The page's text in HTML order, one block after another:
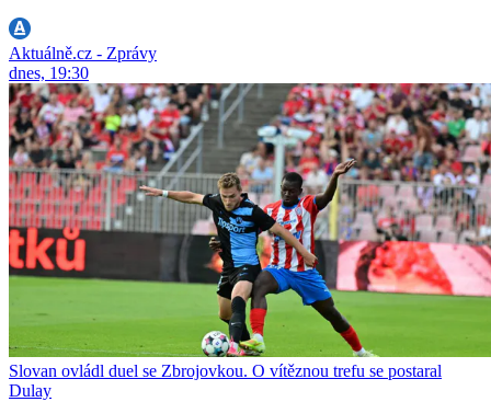
Aktuálně.cz - Zprávy
dnes, 19:30
Slovan ovládl duel se Zbrojovkou. O vítěznou trefu se postaral
Dulay